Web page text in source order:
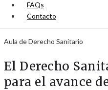
FAQs
Contacto
Aula de Derecho Sanitario
El Derecho
para el avance